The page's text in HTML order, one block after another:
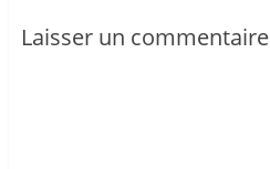
Laisser un commentaire